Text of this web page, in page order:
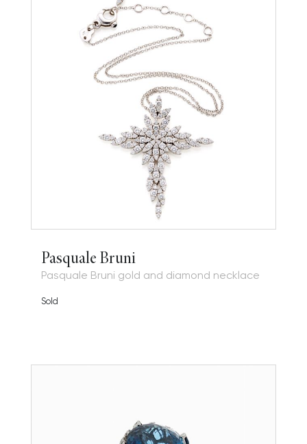
Pasquale Bruni
Pasquale Bruni gold and diamond necklace
Sold